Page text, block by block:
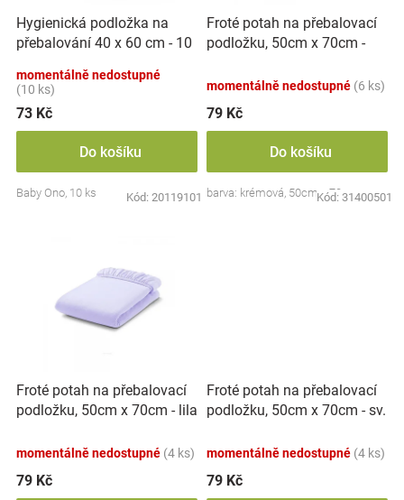
oblečení
Novinky
Blog
Přihlášení
ůo
d
u
k
ů
Hygienická podložka na
přebalování 40 x 60 cm - 10
momentálně nedostupné
(10 ks)
73 Kč
Do košíku
Baby Ono, 10 ks Kód: 20119101
Froté potah na přebalovací
podložku, 50cm x 70cm -
momentálně nedostupné (6 ks)
79 Kč
Do košíku
barva: krémová, 50cm x 70cm
Kód: 31400501
Froté potah na přebalovací
podložku, 50cm x 70cm - lila
momentálně nedostupné (4 ks)
79 Kč
Froté potah na přebalovací
podložku, 50cm x 70cm - sv.
momentálně nedostupné (4 ks)
79 Kč